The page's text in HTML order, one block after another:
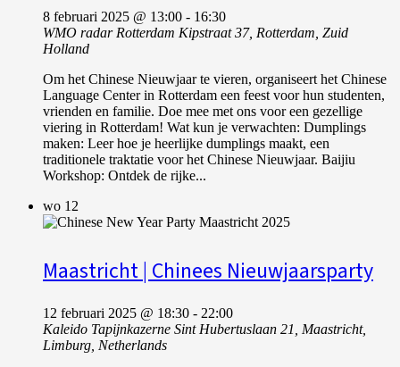
8 februari 2025 @ 13:00 - 16:30
WMO radar Rotterdam Kipstraat 37, Rotterdam, Zuid
Holland
Om het Chinese Nieuwjaar te vieren, organiseert het Chinese
Language Center in Rotterdam een feest voor hun studenten,
vrienden en familie. Doe mee met ons voor een gezellige
viering in Rotterdam! Wat kun je verwachten: Dumplings
maken: Leer hoe je heerlijke dumplings maakt, een
traditionele traktatie voor het Chinese Nieuwjaar. Baijiu
Workshop: Ontdek de rijke...
wo 12
Maastricht | Chinees Nieuwjaarsparty
12 februari 2025 @ 18:30 - 22:00
Kaleido Tapijnkazerne Sint Hubertuslaan 21, Maastricht,
Limburg, Netherlands